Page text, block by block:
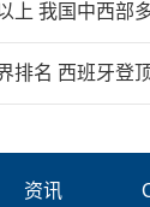
我国中西部
排名 西班牙登
资讯